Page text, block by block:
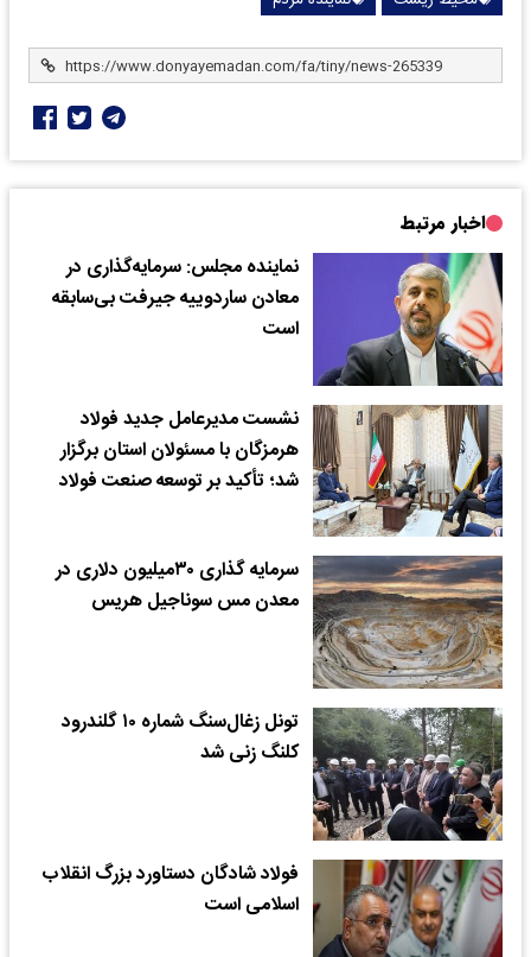
اخبار مرتبط
نماینده مجلس: سرمایه‌گذاری در
معادن ساردوییه جیرفت بی‌سابقه
است
نشست مدیرعامل جدید فولاد
هرمزگان با مسئولان استان برگزار
شد؛ تأکید بر توسعه صنعت فولاد
سرمایه گذاری ۳۰میلیون دلاری در
معدن مس سوناجیل هریس
تونل زغال‌سنگ شماره ۱۰ گلندرود
کلنگ زنی شد
فولاد شادگان دستاورد بزرگ انقلاب
اسلامی است